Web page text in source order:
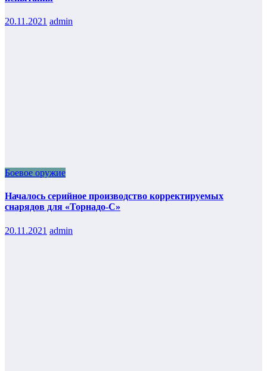
20.11.2021 admin
Боевое оружие
Началось серийное производство корректируемых
снарядов для «Торнадо-С»
20.11.2021 admin